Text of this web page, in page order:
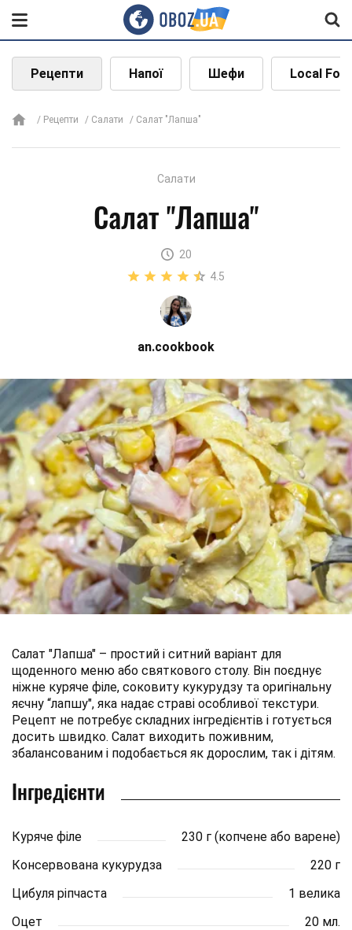
Рецепти Напої Шефи Local
Рецепти Салати Салат "Лапша"
Салати
Салат "Лапша"
20
4.5
an.cookbook
Салат "Лапша" – простий і ситний варіант для
щоденного меню або святкового столу. Він поєднує
ніжне куряче філе, соковиту кукурудзу та оригінальну
яєчну “лапшу", яка надає страві особливої текстури.
Рецепт не потребує складних інгредієнтів і готується
досить швидко. Салат виходить поживним,
збалансованим і подобається як дорослим, так і дітям.
Інгредієнти
Куряче філе
230 г (копчене або варене)
Консервована кукурудза
220 г
Цибуля ріпчаста
1 велика
Оцет
20 мл.